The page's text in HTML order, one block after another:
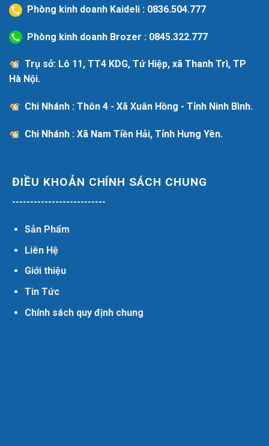
Phòng kinh doanh Kaideli : 0836.504.777
Phòng kinh doanh Brozer : 0845.322.777
Trụ sở: Lô 11, TT4 KDG, Tứ Hiệp, xã Thanh Trì, TP
Hà Nội.
Chi Nhánh : Thôn 4 - Xã Xuân Hồng - Tỉnh Ninh Bình.
Chi Nhánh : Xã Nam Tiền Hải, Tỉnh Hưng Yên.
ĐIỀU KHOẢN CHÍNH SÁCH CHUNG
--------------------------
Sản Phẩm
Liên Hệ
Giới thiệu
Tin Tức
Chính sách quy định chung